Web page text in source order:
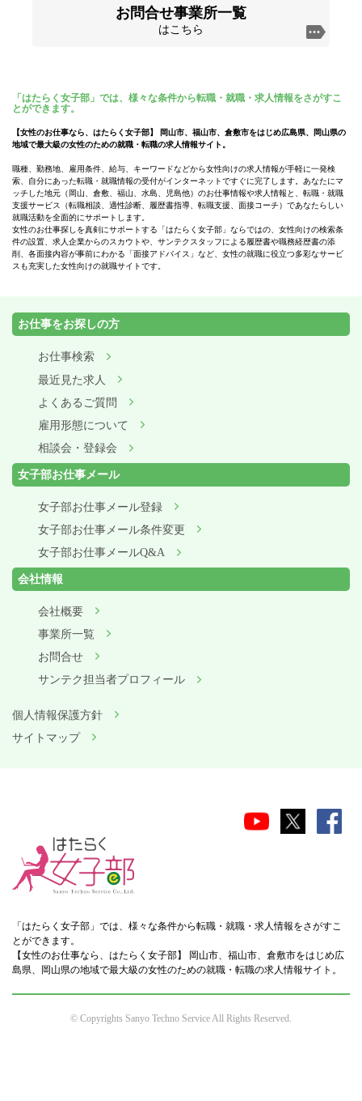
お問合せ事業所一覧
はこちら
「はたらく女子部」では、様々な条件から転職・就職・求人情報をさがすこ
とができます。
【女性のお仕事なら、はたらく女子部】 岡山市、福山市、倉敷市をはじめ広島県、岡山県の
地域で最大級の女性のための就職・転職の求人情報サイト。
職種、勤務地、雇用条件、給与、キーワードなどから女性向けの求人情報が手軽に一発検
索、自分にあった転職・就職情報の受付がインターネットですぐに完了します。あなたにマ
ッチした地元（岡山、倉敷、福山、水島、児島他）のお仕事情報や求人情報と、転職・就職
支援サービス（転職相談、適性診断、履歴書指導、転職支援、面接コーチ）であなたらしい
就職活動を全面的にサポートします。
女性のお仕事探しを真剣にサポートする「はたらく女子部」ならではの、女性向けの検索条
件の設置、求人企業からのスカウトや、サンテクスタッフによる履歴書や職務経歴書の添
削、各面接内容が事前にわかる「面接アドバイス」など、女性の就職に役立つ多彩なサービ
スも充実した女性向けの就職サイトです。
お仕事をお探しの方
お仕事検索
最近見た求人
よくあるご質問
雇用形態について
相談会・登録会
女子部お仕事メール
女子部お仕事メール登録
女子部お仕事メール条件変更
女子部お仕事メールQ&A
会社情報
会社概要
事業所一覧
お問合せ
サンテク担当者プロフィール
個人情報保護方針
サイトマップ
「はたらく女子部」では、様々な条件から転職・就職・求人情報をさがすこ
とができます。
【女性のお仕事なら、はたらく女子部】 岡山市、福山市、倉敷市をはじめ広
島県、岡山県の地域で最大級の女性のための就職・転職の求人情報サイト。
© Copyrights Sanyo Techno Service All Rights Reserved.